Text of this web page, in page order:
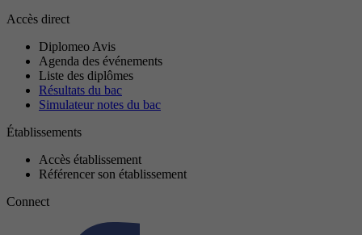
Accès direct
Diplomeo Avis
Agenda des événements
Liste des diplômes
Résultats du bac
Simulateur notes du bac
Établissements
Accès établissement
Référencer son établissement
Connect